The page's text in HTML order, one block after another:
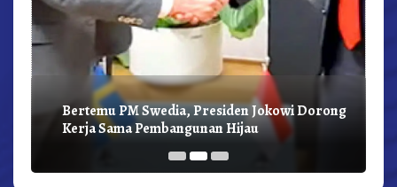
Bertemu PM Swedia, Presiden Jokowi Dorong
Kerja Sama Pembangunan Hijau